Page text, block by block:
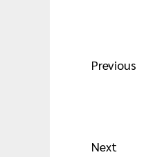
Post
Previous
Next